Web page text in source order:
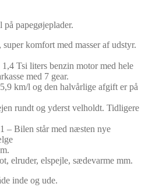
papegøjeplader.
komfort med masser af udstyr.
Tsi liters benzin motor med hele
med 7 gear.
km/l og den halvårlige afgift er på
rundt og yderst velholdt. Tidligere
– Bilen står med næsten nye
elruder, elspejle, sædevarme mm.
inde og ude.